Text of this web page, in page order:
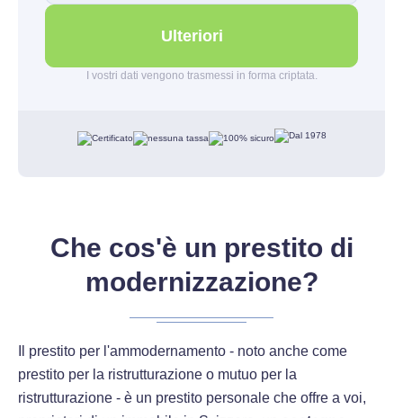
Ulteriori
I vostri dati vengono trasmessi in forma criptata.
Che cos'è un prestito di
modernizzazione?
Il prestito per l'ammodernamento - noto anche come
prestito per la ristrutturazione o mutuo per la
ristrutturazione - è un prestito personale che offre a voi,